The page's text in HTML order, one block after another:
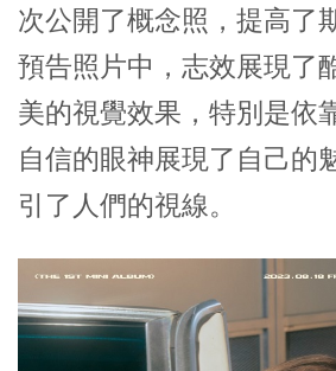
次公開了概念照，提高了
預告照片中，志效展現了
美的視覺效果，特別是依
自信的眼神展現了自己的
引了人們的視線。